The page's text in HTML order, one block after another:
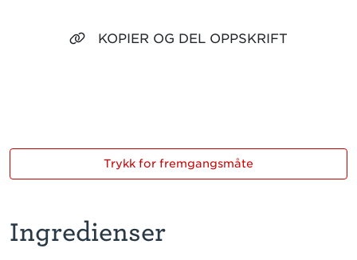
KOPIER OG DEL OPPSKRIFT
Ingredienser
Trykk for fremgangsmåte